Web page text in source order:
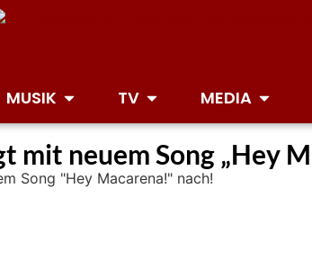
MUSIK TV MEDIA
mit neuem Song „Hey